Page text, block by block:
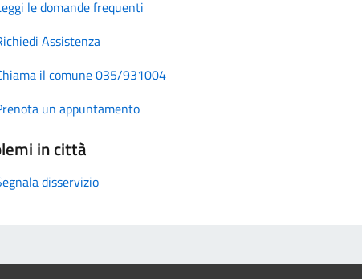
le domande frequenti
Assistenza
il comune 035/931004
un appuntamento
in città
disservizio